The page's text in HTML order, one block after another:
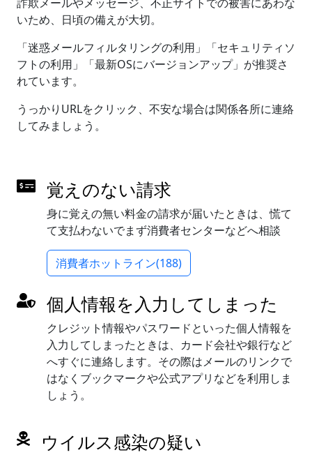
いため、日頃の備えが大切。
「迷惑メールフィルタリングの利用」「セキュリティソ
フトの利用」「最新OSにバージョンアップ」が推奨さ
れています。
うっかりURLをクリック、不安な場合は関係各所に連絡
してみましょう。
覚えのない請求
身に覚えの無い料金の請求が届いたときは、慌て
て支払わないでまず消費者センターなどへ相談
消費者ホットライン(188)
個人情報を入力してしまった
クレジット情報やパスワードといった個人情報を
入力してしまったときは、カード会社や銀行など
へすぐに連絡します。その際はメールのリンクで
はなくブックマークや公式アプリなどを利用しま
しょう。
ウイルス感染の疑い